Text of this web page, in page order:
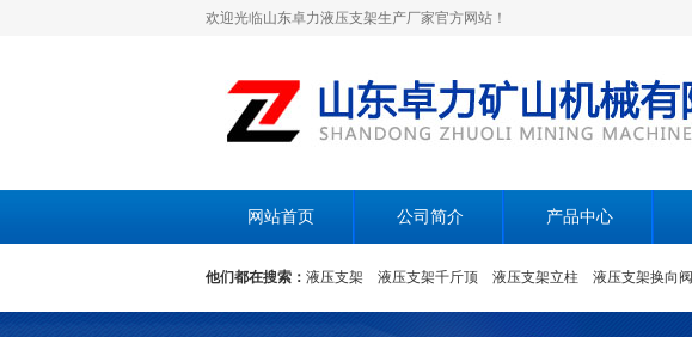
欢迎光临山东卓力液压支架生产厂家官方网站！
网站首页 公司简介 产品中心
他们都在搜索： 液压支架 液压支架千斤顶 液压支架立柱 液压支架换向阀